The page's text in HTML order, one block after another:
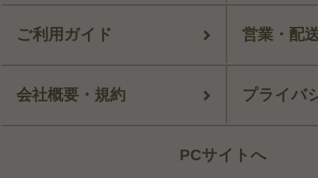
ご利用ガイド 営業・配
会社概要・規約 プライバ
PCサイトへ